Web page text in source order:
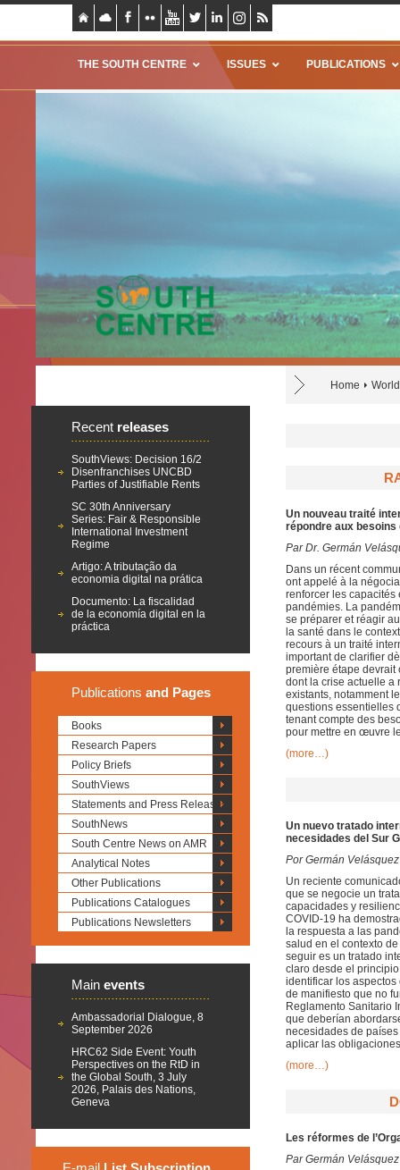
THE SOUTH CENTRE ISSUES PUBLICATIONS
Home
Recent releases
SouthViews: Decision 16/2
Disenfranchises UNCBD
Parties of Justifiable Rents
SC 30th Anniversary
Series: Fair & Responsible
International Investment
Regime
Artigo: A tributação da
economia digital na prática
Documento: La fiscalidad
de la economía digital en la
práctica
Publications and Pages
Books
Research Papers
Policy Briefs
SouthViews
Statements and Press Releases
SouthNews
South Centre News on AMR
Analytical Notes
Other Publications
Publications Catalogues
Publications Newsletters
Main events
Ambassadorial Dialogue, 8
September 2026
HRC62 Side Event: Youth
Perspectives on the RtD in
the Global South, 3 July
2026, Palais des Nations,
Geneva
Un nouveau traité
répondre aux besoins
Par Dr. Germán
Dans un récent
ont appelé à la
renforcer les
pandémies. La
se préparer et réagir
la santé dans le
recours à un traité
important de clarifier
première étape devrait
dont la crise actuelle a
existants, notamment
questions essentielles
tenant compte des
pour mettre en œuvre
(more…)
Un nuevo tratado
necesidades del Sur
Por Germán
Un reciente
que se negocie un
capacidades y
COVID-19 ha
la respuesta a las
salud en el contexto
seguir es un tratado
claro desde el
identificar los
de manifiesto que no
Reglamento Sanitario
que deberían
necesidades de
aplicar las
(more…)
Les réformes de
Par Germán Velásquez